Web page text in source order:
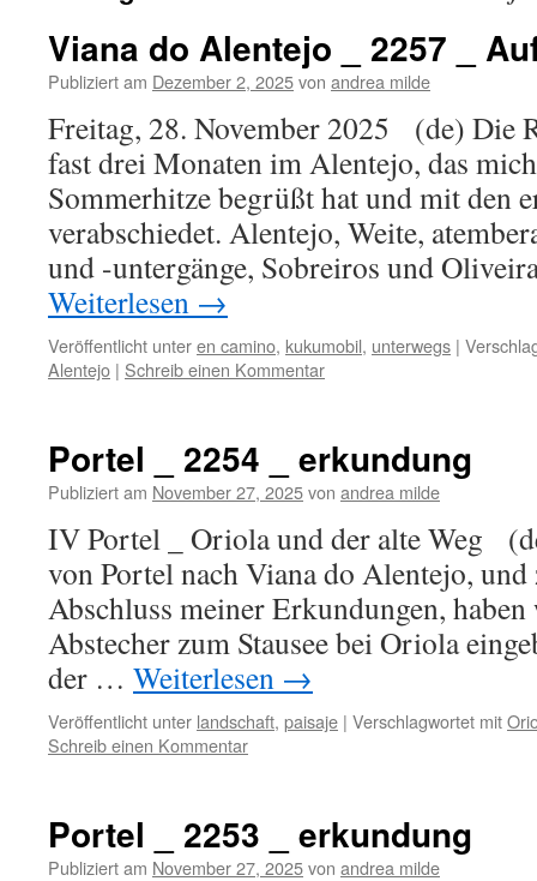
Viana do Alentejo _ 2257 _
Publiziert am Dezember 2, 2025von andrea milde
Freitag, 28. November 2025 (de) Die
fast drei Monaten im Alentejo, das
Sommerhitze begrüßt hat und mit den
verabschiedet. Alentejo, Weite,
und -untergänge, Sobreiros und
Weiterlesen →
Veröffentlicht unteren camino, kukumobil, unterwegs |
Alentejo | Schreib einen Kommentar
Portel _ 2254 _ erkundung
Publiziert am November 27, 2025von andrea milde
IV Portel _ Oriola und der alte Weg
von Portel nach Viana do Alentejo, und
Abschluss meiner Erkundungen,
Abstecher zum Stausee bei Oriola
der … Weiterlesen →
Veröffentlicht unter landschaft, paisaje | Verschlagwortet mit
Schreib einen Kommentar
Portel _ 2253 _ erkundung
Publiziert am November 27, 2025von andrea milde